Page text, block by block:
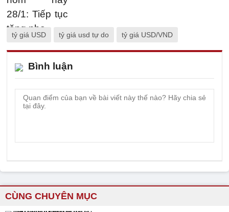
tỷ giá USD tỷ giá usd tự do tỷ giá USD/VND
Bình luận
CÙNG CHUYÊN MỤC